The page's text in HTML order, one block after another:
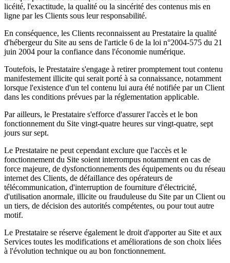
licéité, l'exactitude, la qualité ou la sincérité des contenus mis en
ligne par les Clients sous leur responsabilité.
En conséquence, les Clients reconnaissent au Prestataire la qualité
d'hébergeur du Site au sens de l'article 6 de la loi n°2004-575 du 21
juin 2004 pour la confiance dans l'économie numérique.
Toutefois, le Prestataire s'engage à retirer promptement tout contenu
manifestement illicite qui serait porté à sa connaissance, notamment
lorsque l'existence d'un tel contenu lui aura été notifiée par un Client
dans les conditions prévues par la réglementation applicable.
Par ailleurs, le Prestataire s'efforce d'assurer l'accès et le bon
fonctionnement du Site vingt-quatre heures sur vingt-quatre, sept
jours sur sept.
Le Prestataire ne peut cependant exclure que l'accès et le
fonctionnement du Site soient interrompus notamment en cas de
force majeure, de dysfonctionnements des équipements ou du réseau
internet des Clients, de défaillance des opérateurs de
télécommunication, d'interruption de fourniture d'électricité,
d'utilisation anormale, illicite ou frauduleuse du Site par un Client ou
un tiers, de décision des autorités compétentes, ou pour tout autre
motif.
Le Prestataire se réserve également le droit d'apporter au Site et aux
Services toutes les modifications et améliorations de son choix liées
à l'évolution technique ou au bon fonctionnement.